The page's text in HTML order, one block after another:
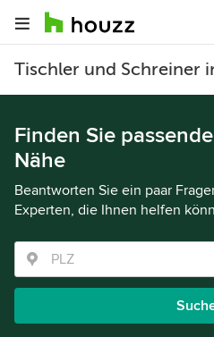
Tischler und Schreiner
Finden Sie
Nähe
Beantworten Sie ein paar
Experten, die Ihnen helfen